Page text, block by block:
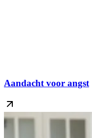
Aandacht voor angst